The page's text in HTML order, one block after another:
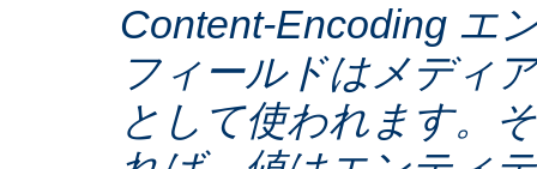
Content-Encoding エ
フィールドはメディ
として使われます。